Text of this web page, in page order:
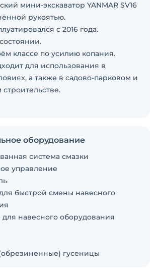
мини-экскаватор YANMAR SV16
рукоятью.
с 2016 года.
классе по усилию копания.
для использования в
а также в садово-парковом и
вес и очень компактная
зубья. Ковши Немецкие
качественные.
крепление ковшей
укомплектован удлинённой
копания 2105 мм).
оборудование
система смазки
управление
быстрой смены навесного
навесного оборудования
гусеницы